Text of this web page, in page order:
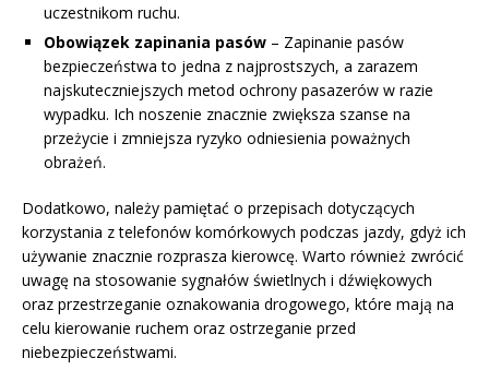
uczestnikom ruchu.
Obowiązek zapinania pasów – Zapinanie pasów
bezpieczeństwa to jedna z najprostszych, a zarazem
najskuteczniejszych metod ochrony pasazerów w razie
wypadku. Ich noszenie znacznie zwiększa szanse na
przeżycie i zmniejsza ryzyko odniesienia poważnych
obrażeń.
Dodatkowo, należy pamiętać o przepisach dotyczących
korzystania z telefonów komórkowych podczas jazdy, gdyż ich
używanie znacznie rozprasza kierowcę. Warto również zwrócić
uwagę na stosowanie sygnałów świetlnych i dźwiękowych
oraz przestrzeganie oznakowania drogowego, które mają na
celu kierowanie ruchem oraz ostrzeganie przed
niebezpieczeństwami.